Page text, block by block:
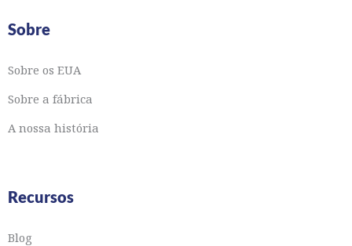
Sobre
Sobre os EUA
Sobre a fábrica
A nossa história
Recursos
Blog